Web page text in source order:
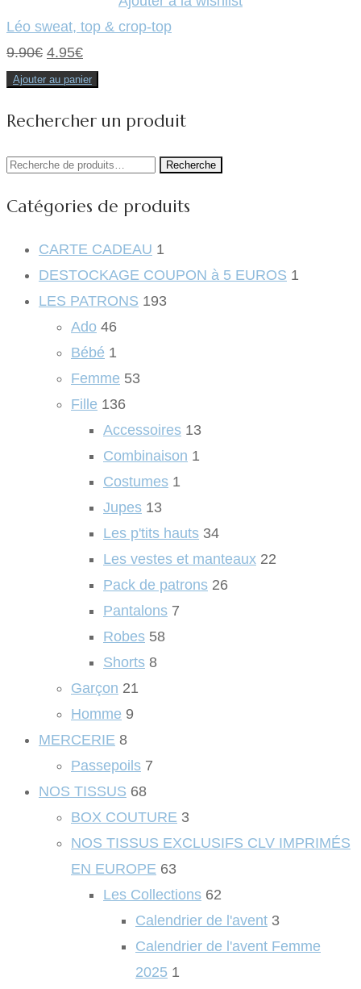
Léo sweat, top & crop-top
9.90€ Le
prix
était :
9.90€.
4.95€Le
prix
est :
4.95€.
Ajouter au panier
Rechercher un produit
Recherche
Recherche
Catégories de produits
CARTE CADEAU 1
DESTOCKAGE COUPON à 5 EUROS 1
LES PATRONS 193
Ado 46
Bébé 1
Femme 53
Fille 136
Accessoires 13
Combinaison 1
Costumes 1
Jupes 13
Les p'tits hauts 34
Les vestes et manteaux 22
Pack de patrons 26
Pantalons 7
Robes 58
Shorts 8
Garçon 21
Homme 9
MERCERIE 8
Passepoils 7
NOS TISSUS 68
BOX COUTURE 3
NOS TISSUS EXCLUSIFS CLV IMPRIMÉS
EN EUROPE 63
Les Collections 62
Calendrier de l'avent 3
Calendrier de l'avent Femme
2025 1